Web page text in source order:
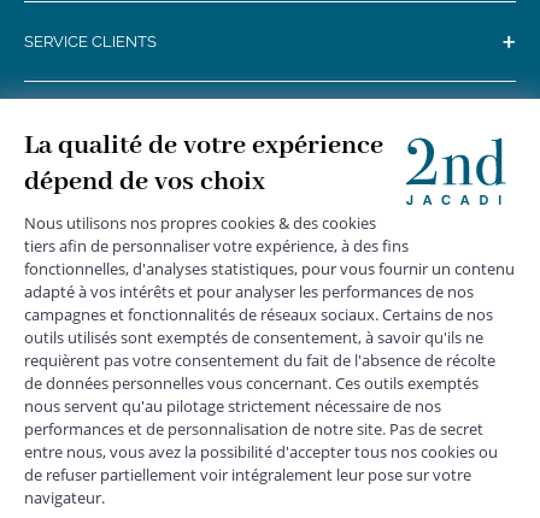
SERVICE CLIENTS +
MENTIONS LÉGALES
DONNÉES PERSONNELLES
*Livraison express gratuite en point relais dès 59 € et à domicile dès 150
€ vers la France Métropolitaine
Les données collectées par la société JACADI, responsable
du traitement, sont nécessaires à l'envoi de newsletters, à la
création de compte, pour le traitement, le suivi et la livraison
de votre commande, ainsi que pour le suivi de votre
adhésion au programme fidélité. Conformément au
Règlement Européen 2016/679 du 27 avril 2016 sur la
protection des données personnelles, vous bénéficiez d'un